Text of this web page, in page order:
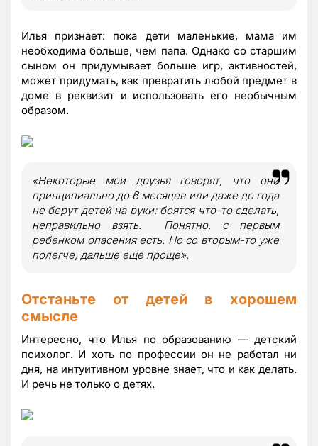
Илья признает: пока дети маленькие, мама им
необходима больше, чем папа. Однако со старшим
сыном он придумывает больше игр, активностей,
может придумать, как превратить любой предмет в
доме в реквизит и использовать его необычным
образом.
«Некоторые мои друзья говорят, что они
принципиально до 6 месяцев или даже до года
не берут детей на руки: боятся что-то сделать,
неправильно взять. Понятно, с первым
ребенком опасения есть. Но со вторым-то уже
полегче, дальше еще проще».
Отстаньте от детей в хорошем
смысле
Интересно, что Илья по образованию — детский
психолог. И хоть по профессии он не работал ни
дня, на интуитивном уровне знает, что и как делать.
И речь не только о детях.